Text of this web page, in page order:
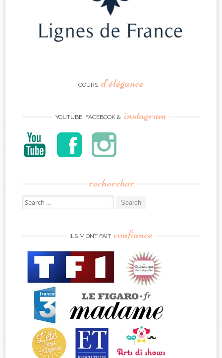
COURS d’élégance
YOUTUBE, FACEBOOK & instagram
rechercher
Search
for:
ILS M’ONT FAIT confiance